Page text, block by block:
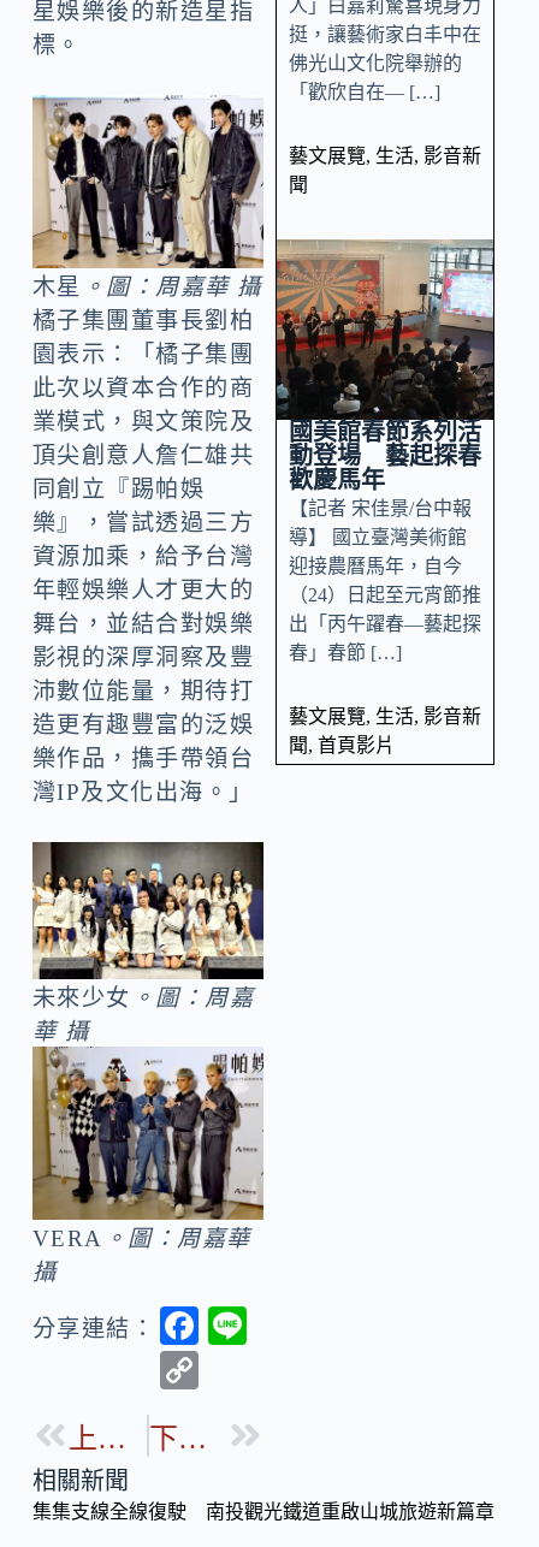
星娛樂後的新造星指
標。
木星 。圖：周嘉華 攝
橘子集團董事長劉柏
園表示：「橘子集團
此次以資本合作的商
業模式，與文策院及
頂尖創意人詹仁雄共
同創立『踢帕娛
樂』，嘗試透過三方
資源加乘，給予台灣
年輕娛樂人才更大的
舞台，並結合對娛樂
影視的深厚洞察及豐
沛數位能量，期待打
造更有趣豐富的泛娛
樂作品，㩦手帶領台
灣IP及文化出海。」
未來少女 。圖：周嘉
華 攝
VERA 。圖：周嘉華
攝
分享連結：
F
b
o
p
Li
上一篇 下一篇
人」白嘉莉驚喜現身力
挺，讓藝術家白丰中在
佛光山文化院舉辦的
「歡欣自在— […]
藝文展覽, 生活, 影音新
聞
國美館春節系列活
動登場 藝起探春
歡慶馬年
【記者 宋佳景/台中報
導】 國立臺灣美術館
迎接農曆馬年，自今
（24）日起至元宵節推
出「丙午躍春—藝起探
春」春節 […]
藝文展覽, 生活, 影音新
聞, 首頁影片
相關新聞
集集支線全線復駛 南投觀光鐵道重啟山城旅遊新篇章